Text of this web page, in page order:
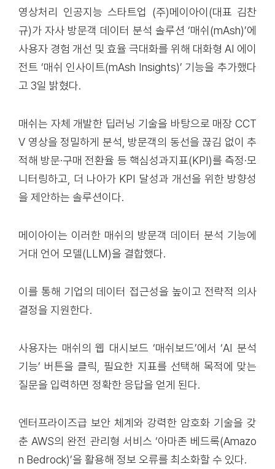
영상처리 인공지능 스타트업 (주)메이아이(대표 김찬
규)가 자사 방문객 데이터 분석 솔루션 ‘매쉬(mAsh)’에
사용자 경험 개선 및 효율 극대화를 위해 대화형 AI 에이
전트 ‘매쉬 인사이트(mAsh Insights)’ 기능을 추가했다
고 3일 밝혔다.
매쉬는 자체 개발한 딥러닝 기술을 바탕으로 매장 CCT
V 영상을 정밀하게 분석, 방문객의 동선을 끊김 없이 추
적해 방문·구매 전환율 등 핵심성과지표(KPI)를 측정·모
니터링하고, 더 나아가 KPI 달성과 개선을 위한 방향성
을 제안하는 솔루션이다.
메이아이는 이러한 매쉬의 방문객 데이터 분석 기능에
거대 언어 모델(LLM)을 결합했다.
이를 통해 기업의 데이터 접근성을 높이고 전략적 의사
결정을 지원한다.
사용자는 매쉬의 웹 대시보드 ‘매쉬보드’에서 ‘AI 분석
기능’ 버튼을 클릭, 필요한 지표를 선택해 목적에 맞는
질문을 입력하면 정확한 응답을 얻게 된다.
엔터프라이즈급 보안 체계와 강력한 암호화 기술을 갖
춘 AWS의 완전 관리형 서비스 ‘아마존 베드록(Amazo
n Bedrock)’을 활용해 정보 오류를 최소화할 수 있다.